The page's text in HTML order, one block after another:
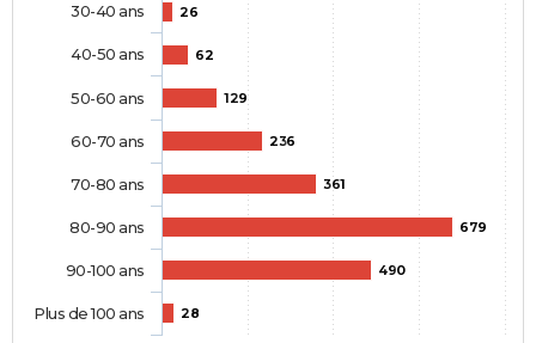
26
62
129
236
361
679
490
28
30-40 ans
40-50 ans
50-60 ans
60-70 ans
70-80 ans
80-90 ans
90-100 ans
Plus de 100 ans